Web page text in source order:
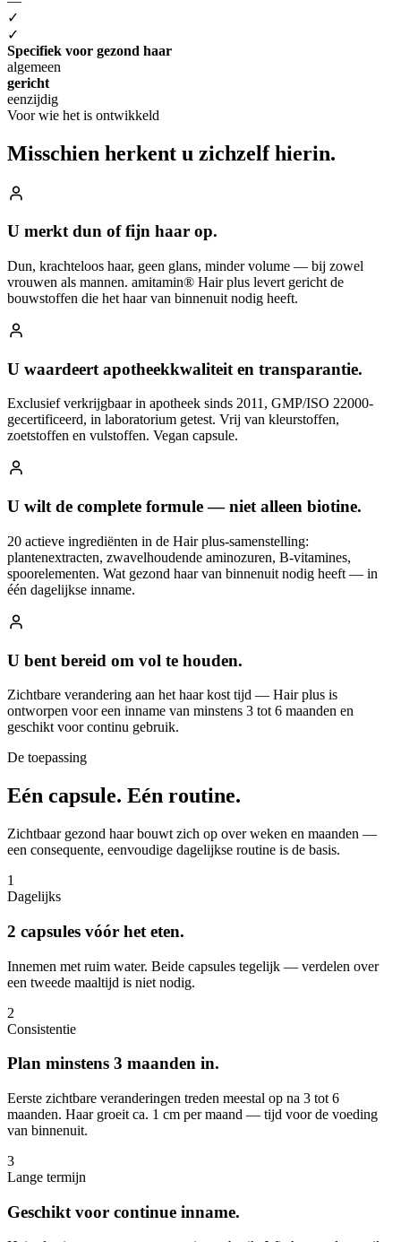
✓
✓
Specifiek voor gezond haar
algemeen
gericht
eenzijdig
Voor wie het is ontwikkeld
Misschien herkent u zichzelf hierin.
U merkt dun of fijn haar op.
Dun, krachteloos haar, geen glans, minder volume — bij zowel
vrouwen als mannen. amitamin® Hair plus levert gericht de
bouwstoffen die het haar van binnenuit nodig heeft.
U waardeert apotheekkwaliteit en transparantie.
Exclusief verkrijgbaar in apotheek sinds 2011, GMP/ISO 22000-
gecertificeerd, in laboratorium getest. Vrij van kleurstoffen,
zoetstoffen en vulstoffen. Vegan capsule.
U wilt de complete formule — niet alleen biotine.
20 actieve ingrediënten in de Hair plus-samenstelling:
plantenextracten, zwavelhoudende aminozuren, B-vitamines,
spoorelementen. Wat gezond haar van binnenuit nodig heeft — in
één dagelijkse inname.
U bent bereid om vol te houden.
Zichtbare verandering aan het haar kost tijd — Hair plus is
ontworpen voor een inname van minstens 3 tot 6 maanden en
geschikt voor continu gebruik.
De toepassing
Eén capsule. Eén routine.
Zichtbaar gezond haar bouwt zich op over weken en maanden —
een consequente, eenvoudige dagelijkse routine is de basis.
1
Dagelijks
2 capsules vóór het eten.
Innemen met ruim water. Beide capsules tegelijk — verdelen over
een tweede maaltijd is niet nodig.
2
Consistentie
Plan minstens 3 maanden in.
Eerste zichtbare veranderingen treden meestal op na 3 tot 6
maanden. Haar groeit ca. 1 cm per maand — tijd voor de voeding
van binnenuit.
3
Lange termijn
Geschikt voor continue inname.